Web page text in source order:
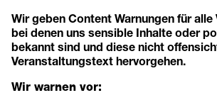
Wir geben Content Warnungen für
bei denen uns sensible Inhalte oder
bekannt sind und diese nicht
Veranstaltungstext hervorgehen.
Wir warnen vor: